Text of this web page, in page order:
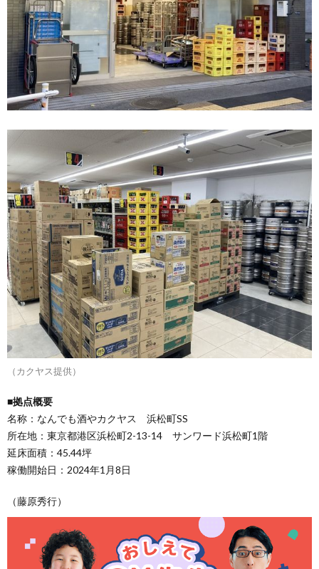
（カクヤス提供）
■拠点概要
名称：なんでも酒やカクヤス 浜松町SS
所在地：東京都港区浜松町2-13-14 サンワード浜松町1階
延床面積：45.44坪
稼働開始日：2024年1月8日
（藤原秀行）